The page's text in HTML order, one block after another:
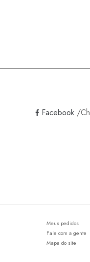
Facebook /
Meus pedidos
Fale com a gente
Mapa do site